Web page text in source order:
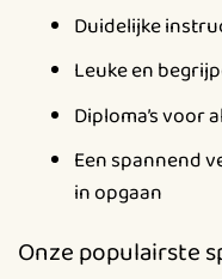
Duidelijke
Leuke en
Diploma’s voor
Een spannend
in opgaan
Onze populairste